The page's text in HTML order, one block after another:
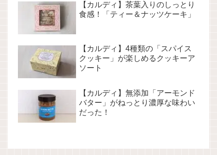
【カルディ】茶葉入りのしっとり
食感！「ティー＆ナッツケーキ」
【カルディ】4種類の「スパイス
クッキー」が楽しめるクッキーア
ソート
【カルディ】無添加「アーモンド
バター」がねっとり濃厚な味わい
だった！